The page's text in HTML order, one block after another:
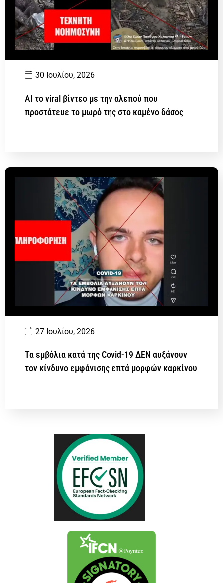
30 Ιουλίου, 2026
AI το viral βίντεο με την αλεπού που
προστάτευε το μωρό της στο καμένο δάσος
27 Ιουλίου, 2026
Τα εμβόλια κατά της Covid-19 ΔΕΝ αυξάνουν
τον κίνδυνο εμφάνισης επτά μορφών καρκίνου